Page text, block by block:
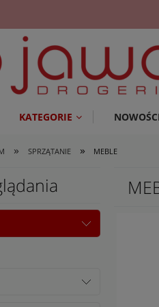
KATEGORIE
» SPRZĄTANIE » MEBLE